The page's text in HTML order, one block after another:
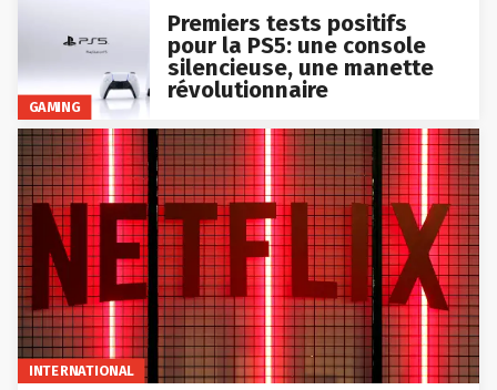
GAMING
Premiers tests positifs
pour la PS5: une console
silencieuse, une manette
révolutionnaire
INTERNATIONAL